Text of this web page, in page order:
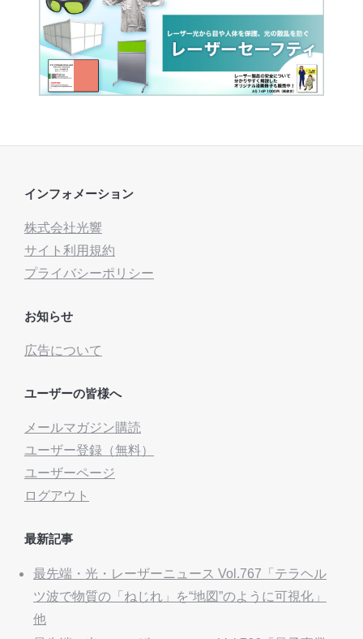
インフォメーション
株式会社光響
サイト利用規約
プライバシーポリシー
お知らせ
広告について
ユーザーの皆様へ
メールマガジン購読
ユーザー登録（無料）
ユーザーページ
ログアウト
最新記事
最先端・光・レーザーニュース Vol.767「テラヘル
ツ波で物質の「ねじれ」を“地図”のように可視化」
他